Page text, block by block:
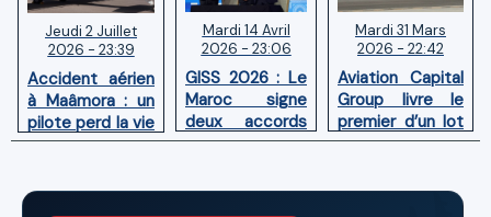
Jeudi 2 Juillet
2026 - 23:39
Accident aérien
à Maâmora : un
pilote perd la vie
en combat
incendie
Mardi 14 Avril
2026 - 23:06
GISS 2026 : Le
Maroc signe
deux accords
avec l'OACI
la surveillance
Mardi 31 Mars
2026 - 22:42
Aviation Capital
Group livre le
premier d’un lot
de six Boeing
neufs à Royal Air